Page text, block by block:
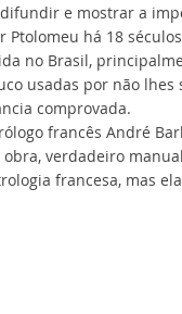
e mostrar a
Ptolomeu há 18
no Brasil,
usadas por não
comprovada.
francês André
verdadeiro
francesa, mas